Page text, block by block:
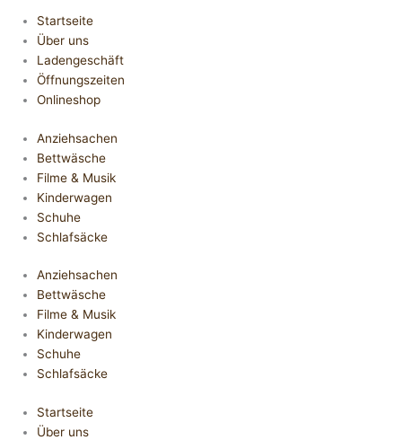
Startseite
Über uns
Ladengeschäft
Öffnungszeiten
Onlineshop
Anziehsachen
Bettwäsche
Filme & Musik
Kinderwagen
Schuhe
Schlafsäcke
Anziehsachen
Bettwäsche
Filme & Musik
Kinderwagen
Schuhe
Schlafsäcke
Startseite
Über uns